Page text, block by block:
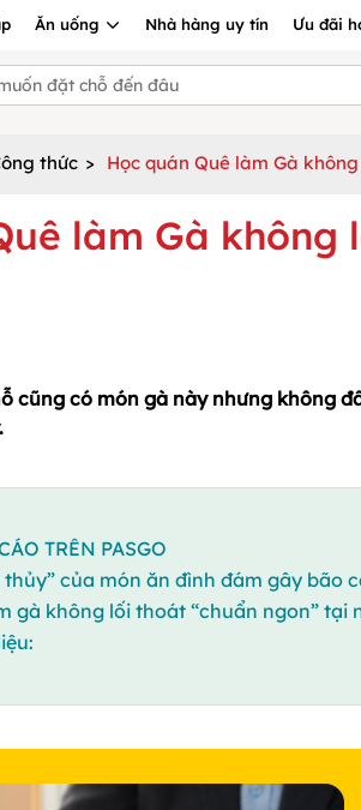
Ăn uống Nhà hàng uy tín Ưu đãi
thức > Học quán Quê làm Gà
làm Gà
cũng có món gà này nhưng không
TRÊN PASGO
của món ăn đình đám gây bão
gà không lối thoát “chuẩn ngon” tại